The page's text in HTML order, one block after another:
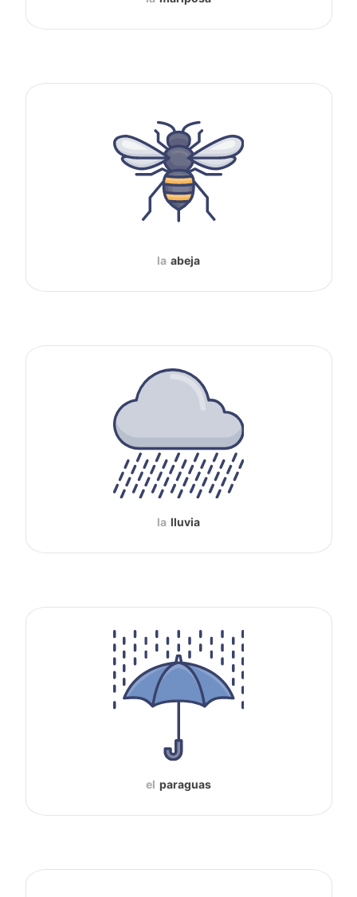
la abeja
la lluvia
el paraguas